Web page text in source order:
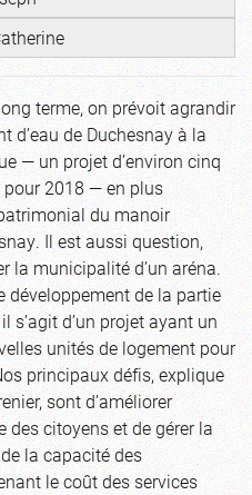
terme, on prévoit agrandir
d’eau de Duchesnay à la
— un projet d’environ cinq
2018 — en plus
du manoir
Il est aussi question,
la municipalité d’un aréna.
développement de la partie
s’agit d’un projet ayant un
unités de logement pour
principaux défis, explique
sont d’améliorer
citoyens et de gérer la
la capacité des
le coût des services